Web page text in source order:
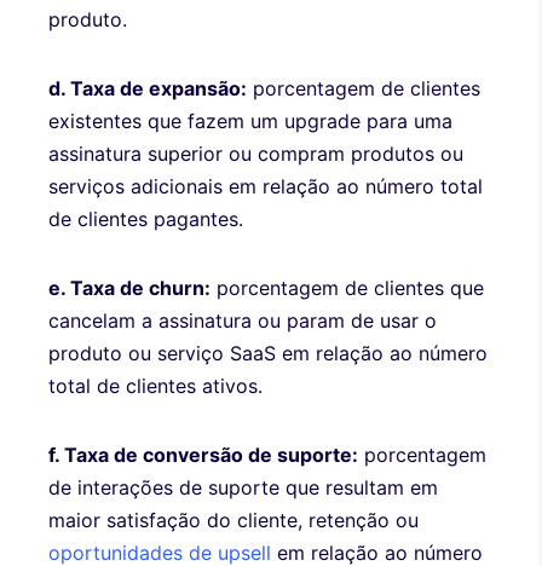
produto.
d. Taxa de expansão: porcentagem de clientes
existentes que fazem um upgrade para uma
assinatura superior ou compram produtos ou
serviços adicionais em relação ao número total
de clientes pagantes.
e. Taxa de churn: porcentagem de clientes que
cancelam a assinatura ou param de usar o
produto ou serviço SaaS em relação ao número
total de clientes ativos.
f. Taxa de conversão de suporte: porcentagem
de interações de suporte que resultam em
maior satisfação do cliente, retenção ou
oportunidades de upsell em relação ao número